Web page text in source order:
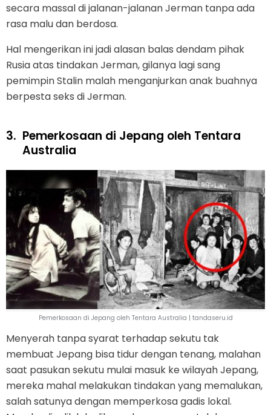
secara massal di jalanan-jalanan Jerman tanpa ada
rasa malu dan berdosa.
Hal mengerikan ini jadi alasan balas dendam pihak
Rusia atas tindakan Jerman, gilanya lagi sang
pemimpin Stalin malah menganjurkan anak buahnya
berpesta seks di Jerman.
3. Pemerkosaan di Jepang oleh Tentara
Australia
Pemerkosaan di Jepang oleh Tentara Australia | tandaseru.id
Menyerah tanpa syarat terhadap sekutu tak
membuat Jepang bisa tidur dengan tenang, malahan
saat pasukan sekutu mulai masuk ke wilayah Jepang,
mereka mahal melakukan tindakan yang memalukan,
salah satunya dengan memperkosa gadis lokal.